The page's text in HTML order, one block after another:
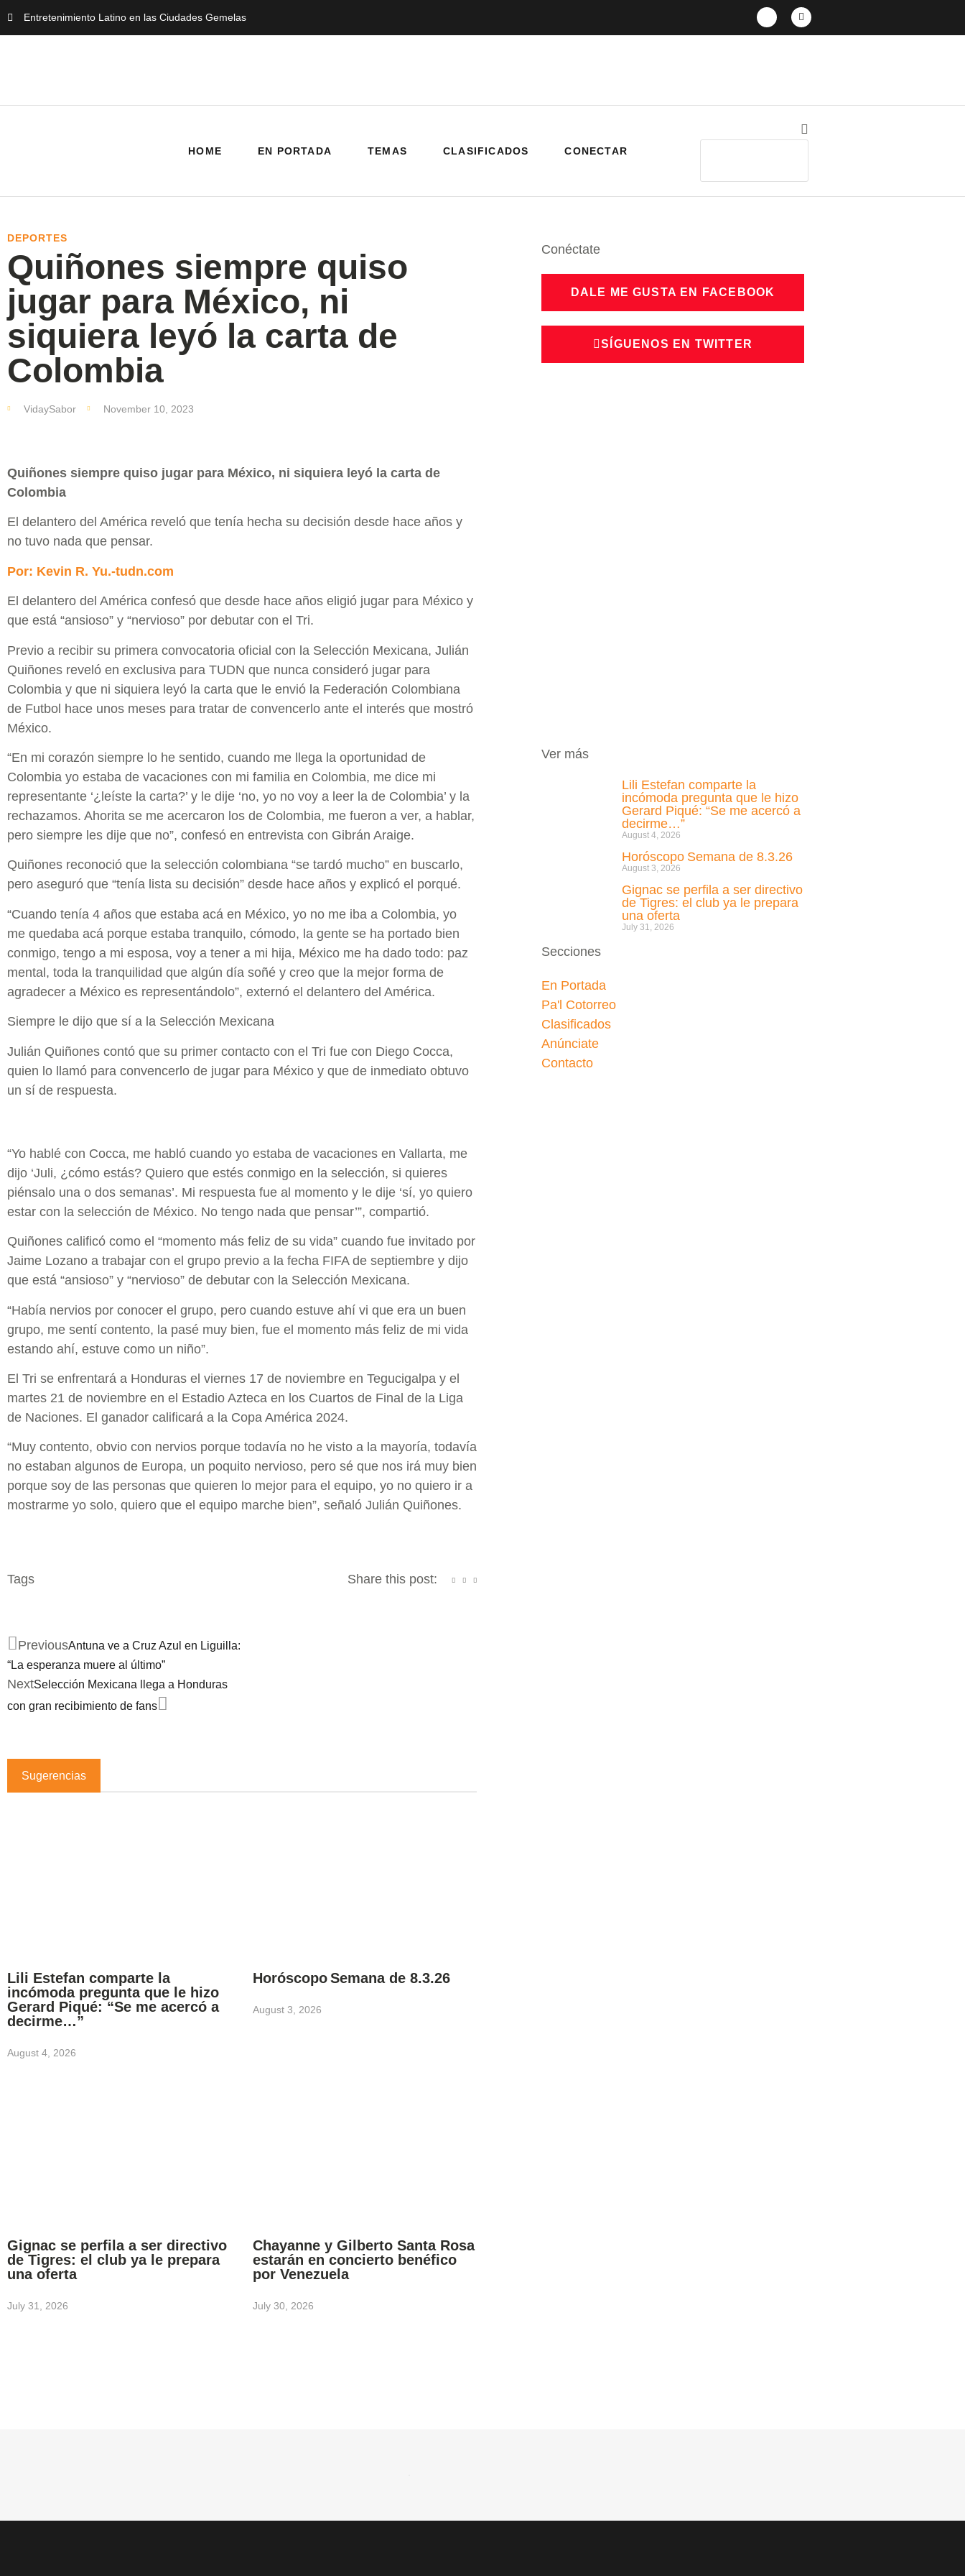
Entretenimiento Latino en las Ciudades Gemelas
HOME EN PORTADA TEMAS CLASIFICADOS CONECTAR
DEPORTES
Quiñones siempre quiso
jugar para México, ni
siquiera leyó la carta de
Colombia
VidaySabor November 10, 2023
Quiñones siempre quiso jugar para México, ni siquiera leyó la carta de
Colombia
El delantero del América reveló que tenía hecha su decisión desde hace años y
no tuvo nada que pensar.
Por: Kevin R. Yu.-tudn.com
El delantero del América confesó que desde hace años eligió jugar para México y
que está “ansioso” y “nervioso” por debutar con el Tri.
Previo a recibir su primera convocatoria oficial con la Selección Mexicana, Julián
Quiñones reveló en exclusiva para TUDN que nunca consideró jugar para
Colombia y que ni siquiera leyó la carta que le envió la Federación Colombiana
de Futbol hace unos meses para tratar de convencerlo ante el interés que mostró
México.
“En mi corazón siempre lo he sentido, cuando me llega la oportunidad de
Colombia yo estaba de vacaciones con mi familia en Colombia, me dice mi
representante ‘¿leíste la carta?’ y le dije ‘no, yo no voy a leer la de Colombia’ y la
rechazamos. Ahorita se me acercaron los de Colombia, me fueron a ver, a hablar,
pero siempre les dije que no”, confesó en entrevista con Gibrán Araige.
Quiñones reconoció que la selección colombiana “se tardó mucho” en buscarlo,
pero aseguró que “tenía lista su decisión” desde hace años y explicó el porqué.
“Cuando tenía 4 años que estaba acá en México, yo no me iba a Colombia, yo
me quedaba acá porque estaba tranquilo, cómodo, la gente se ha portado bien
conmigo, tengo a mi esposa, voy a tener a mi hija, México me ha dado todo: paz
mental, toda la tranquilidad que algún día soñé y creo que la mejor forma de
agradecer a México es representándolo”, externó el delantero del América.
Siempre le dijo que sí a la Selección Mexicana
Julián Quiñones contó que su primer contacto con el Tri fue con Diego Cocca,
quien lo llamó para convencerlo de jugar para México y que de inmediato obtuvo
un sí de respuesta.
“Yo hablé con Cocca, me habló cuando yo estaba de vacaciones en Vallarta, me
dijo ‘Juli, ¿cómo estás? Quiero que estés conmigo en la selección, si quieres
piénsalo una o dos semanas’. Mi respuesta fue al momento y le dije ‘sí, yo quiero
estar con la selección de México. No tengo nada que pensar’”, compartió.
Quiñones calificó como el “momento más feliz de su vida” cuando fue invitado por
Jaime Lozano a trabajar con el grupo previo a la fecha FIFA de septiembre y dijo
que está “ansioso” y “nervioso” de debutar con la Selección Mexicana.
“Había nervios por conocer el grupo, pero cuando estuve ahí vi que era un buen
grupo, me sentí contento, la pasé muy bien, fue el momento más feliz de mi vida
estando ahí, estuve como un niño”.
El Tri se enfrentará a Honduras el viernes 17 de noviembre en Tegucigalpa y el
martes 21 de noviembre en el Estadio Azteca en los Cuartos de Final de la Liga
de Naciones. El ganador calificará a la Copa América 2024.
“Muy contento, obvio con nervios porque todavía no he visto a la mayoría, todavía
no estaban algunos de Europa, un poquito nervioso, pero sé que nos irá muy bien
porque soy de las personas que quieren lo mejor para el equipo, yo no quiero ir a
mostrarme yo solo, quiero que el equipo marche bien”, señaló Julián Quiñones.
Tags Share this post:
PreviousAntuna ve a Cruz Azul en Liguilla:
“La esperanza muere al último”
NextSelección Mexicana llega a Honduras
con gran recibimiento de fans
Sugerencias
Lili Estefan comparte la
incómoda pregunta que le hizo
Gerard Piqué: “Se me acercó a
decirme…”
August 4, 2026
Horóscopo Semana de 8.3.26
August 3, 2026
Gignac se perfila a ser directivo
de Tigres: el club ya le prepara
una oferta
July 31, 2026
Chayanne y Gilberto Santa Rosa
estarán en concierto benéfico
por Venezuela
July 30, 2026
Conéctate
DALE ME GUSTA EN FACEBOOK
SÍGUENOS EN TWITTER
Ver más
Lili Estefan comparte la
incómoda pregunta que le hizo
Gerard Piqué: “Se me acercó a
decirme…”
August 4, 2026
Horóscopo Semana de 8.3.26
August 3, 2026
Gignac se perfila a ser directivo
de Tigres: el club ya le prepara
una oferta
July 31, 2026
Secciones
En Portada
Pa'l Cotorreo
Clasificados
Anúnciate
Contacto